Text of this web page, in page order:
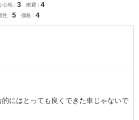
心地 3 燃費 4
性 5 価格 4
にはとっても良くできた車じゃないで